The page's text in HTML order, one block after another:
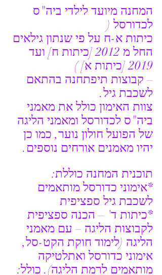
המחנה מיועד לילדי ביה"ס
לכדורסל (
כיתות א-ח על פי שנתון גילאים
החל מ 2012 [כיתות ח] ועד
2019 [כיתות א] )
– קבוצות תיפתחנה בהתאם
לשכבת גיל.
צוות האימון כולל את מאמני
ביה"ס לכדורסל ומאמני הליגה
של הפועל חולון נוער, כמו כן
יהיו מאמנים אורחים נוספים.
תוכנית המחנה כוללת:
*אימוני כדורסל מותאמים
לשכבת גיל ספציפית
*כיתות ד' – הכנה ספציפית
לקבוצות הליגה – עם מאמני
הליגה (לימוד חוקת הקט-סל,
אימוני כדורסל ואתלטיקה
מותאמים לרמת הליגה). כולל: